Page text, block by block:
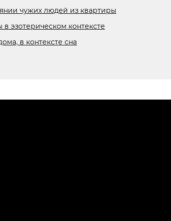
чужих людей из квартиры
эзотерическом контексте
в контексте сна